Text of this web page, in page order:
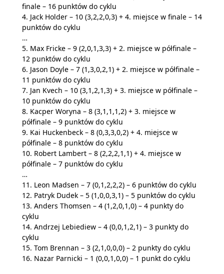
finale – 16 punktów do cyklu
4. Jack Holder – 10 (3,2,2,0,3) + 4. miejsce w finale – 14
punktów do cyklu
…
5. Max Fricke – 9 (2,0,1,3,3) + 2. miejsce w półfinale –
12 punktów do cyklu
6. Jason Doyle – 7 (1,3,0,2,1) + 2. miejsce w półfinale –
11 punktów do cyklu
7. Jan Kvech – 10 (3,1,2,1,3) + 3. miejsce w półfinale –
10 punktów do cyklu
8. Kacper Woryna – 8 (3,1,1,1,2) + 3. miejsce w
półfinale – 9 punktów do cyklu
9. Kai Huckenbeck – 8 (0,3,3,0,2) + 4. miejsce w
półfinale – 8 punktów do cyklu
10. Robert Lambert – 8 (2,2,2,1,1) + 4. miejsce w
półfinale – 7 punktów do cyklu
…
11. Leon Madsen – 7 (0,1,2,2,2) – 6 punktów do cyklu
12. Patryk Dudek – 5 (1,0,0,3,1) – 5 punktów do cyklu
13. Anders Thomsen – 4 (1,2,0,1,0) – 4 punkty do
cyklu
14. Andrzej Lebiediew – 4 (0,0,1,2,1) – 3 punkty do
cyklu
15. Tom Brennan – 3 (2,1,0,0,0) – 2 punkty do cyklu
16. Nazar Parnicki – 1 (0,0,1,0,0) – 1 punkt do cyklu